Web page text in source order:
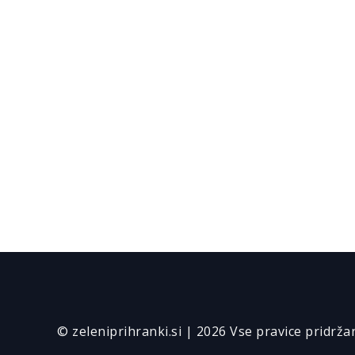
© zeleniprihranki.si | 2026 Vse pravice